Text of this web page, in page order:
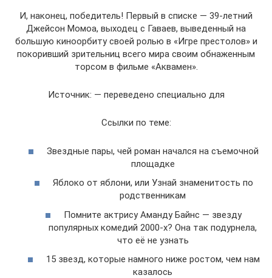
И, наконец, победитель! Первый в списке — 39-летний
Джейсон Момоа, выходец с Гаваев, выведенный на
большую киноорбиту своей ролью в «Игре престолов» и
покоривший зрительниц всего мира своим обнаженным
торсом в фильме «Аквамен».
Источник: — переведено специально для
Ссылки по теме:
Звездные пары, чей роман начался на съемочной
площадке
Яблоко от яблони, или Узнай знаменитость по
родственникам
Помните актрису Аманду Байнс — звезду
популярных комедий 2000-х? Она так подурнела,
что её не узнать
15 звезд, которые намного ниже ростом, чем нам
казалось